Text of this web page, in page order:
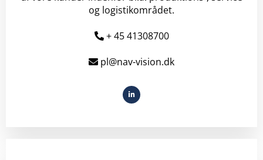
og logistikområdet.
+ 45 41308700
pl@nav-vision.dk